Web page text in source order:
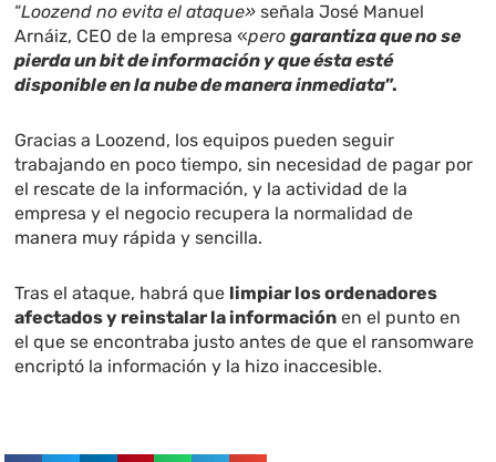
“Loozend no evita el ataque»señalaJosé Manuel
Arnáiz, CEO de la empresa «perogarantiza que no se
pierda un bit de información y que ésta esté
disponible en la nube de manera inmediata”.
Gracias a Loozend, los equipos pueden seguir
trabajando en poco tiempo, sin necesidad de pagar por
el rescate de la información, y la actividad de la
empresa y el negocio recupera la normalidad de
manera muy rápida y sencilla.
Tras el ataque, habrá que limpiar los ordenadores
afectados y reinstalar la información en el punto en
el que se encontraba justo antes de que el ransomware
encriptó la información y la hizo inaccesible.